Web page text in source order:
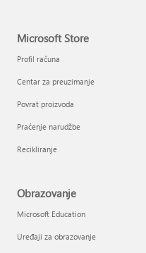
Microsoft Store
Profil računa
Centar za preuzimanje
Povrat proizvoda
Praćenje narudžbe
Recikliranje
Obrazovanje
Microsoft Education
Uređaji za obrazovanje